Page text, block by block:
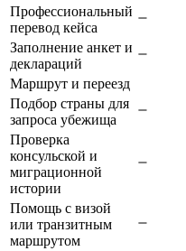
Профессиональный
перевод кейса
Заполнение анкет и
деклараций
Маршрут и переезд
Подбор страны для
запроса убежища
Проверка
консульской и
миграционной
истории
Помощь с визой
или транзитным
маршрутом